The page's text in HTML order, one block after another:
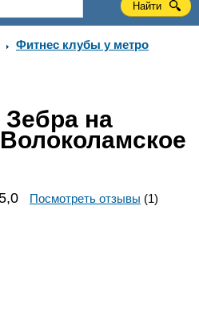
Фитнес клубы у метро
на
on on on on
Посмотреть отзывы (1)